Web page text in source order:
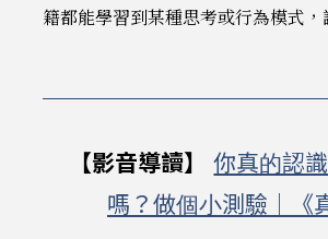
籍都能學習到某種思考或行為模式，
【影音導讀】
你真的認
嗎？做個小測驗｜《